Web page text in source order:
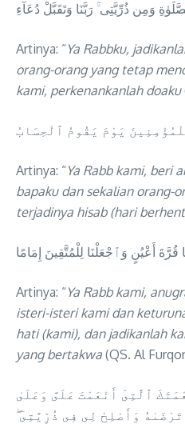
وَمِن ذُرِّيَّتِى ۚ رَبَّنَا وَتَقَبَّلْ دُعَآءِ
Artinya: “Ya Rabbku,
orang-orang yang tetap
kami, perkenankanlah doaku
يَوْمَ يَقُومُ ٱلْحِسَابُ
Artinya: “Ya Rabb kami, beri
bapaku dan sekalian orang-
terjadinya hisab (hari
قُرَّةَ أَعْيُنٍ وَٱجْعَلْنَا لِلْمُتَّقِينَ إِمَامًا
Artinya: “Ya Rabb kami,
isteri-isteri kami dan
hati (kami), dan jadikanlah
yang bertakwa (QS. Al
ٱلَّتِىٓ أَنْعَمْتَ عَلَىَّ وَعَلَىٰ
وَأَصْلِحْ لِى فِى ذُرِّيَّتِىٓ